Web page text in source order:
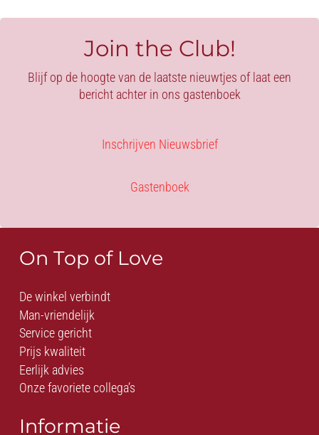
Join the Club!
Blijf op de hoogte van de laatste nieuwtjes of laat een
bericht achter in ons gastenboek
Inschrijven Nieuwsbrief
Gastenboek
On Top of Love
De winkel verbindt
Man-vriendelijk
Service gericht
Prijs kwaliteit
Eerlijk advies
Onze favoriete collega’s
Informatie